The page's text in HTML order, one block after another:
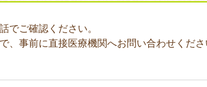
でご確認ください。
事前に直接医療機関へお問い合わせくださ